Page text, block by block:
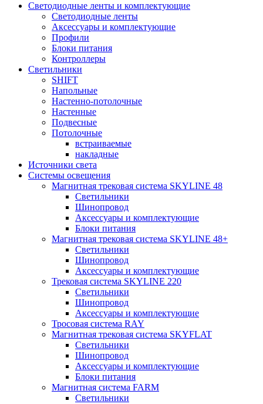
Светодиодные ленты и комплектующие
Светодиодные ленты
Аксессуары и комплектующие
Профили
Блоки питания
Контроллеры
Светильники
SHIFT
Напольные
Настенно-потолочные
Настенные
Подвесные
Потолочные
встраиваемые
накладные
Источники света
Системы освещения
Магнитная трековая система SKYLINE 48
Светильники
Шинопровод
Аксессуары и комплектующие
Блоки питания
Магнитная трековая система SKYLINE 48+
Светильники
Шинопровод
Аксессуары и комплектующие
Трековая система SKYLINE 220
Светильники
Шинопровод
Аксессуары и комплектующие
Тросовая система RAY
Магнитная трековая система SKYFLAT
Светильники
Шинопровод
Аксессуары и комплектующие
Блоки питания
Магнитная система FARM
Светильники